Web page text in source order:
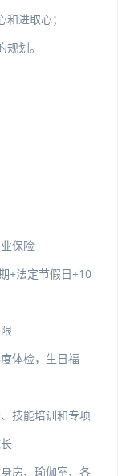
进取心；
划。
保险
+法定节假日+10
体检，生日福
技能培训和专项
房、瑜伽室、各